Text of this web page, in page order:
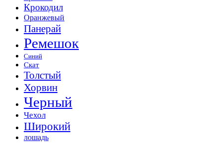
Крокодил
Оранжевый
Панерай
Ремешок
Синий
Скат
Толстый
Хорвин
Черный
Чехол
Широкий
лошадь